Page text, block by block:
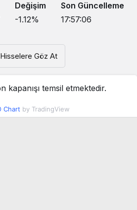
Değişim
-1.12%
Son Güncelleme
17:57:06
Göz At
kapanışı temsil etmektedir.
Chart by TradingView